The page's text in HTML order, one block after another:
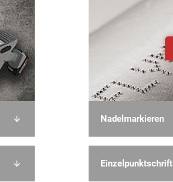
Nadelmarkieren
Einzelpunktschrift